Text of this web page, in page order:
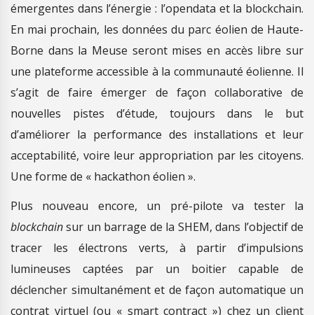
émergentes dans l’énergie : l’opendata et la blockchain.
En mai prochain, les données du parc éolien de Haute-
Borne dans la Meuse seront mises en accès libre sur
une plateforme accessible à la communauté éolienne. Il
s’agit de faire émerger de façon collaborative de
nouvelles pistes d’étude, toujours dans le but
d’améliorer la performance des installations et leur
acceptabilité, voire leur appropriation par les citoyens.
Une forme de « hackathon éolien ».
Plus nouveau encore, un pré-pilote va tester la
blockchainsur un barrage de la SHEM, dans l’objectif de
tracer les électrons verts, à partir d’impulsions
lumineuses captées par un boitier capable de
déclencher simultanément et de façon automatique un
contrat virtuel (ou « smart contract ») chez un client